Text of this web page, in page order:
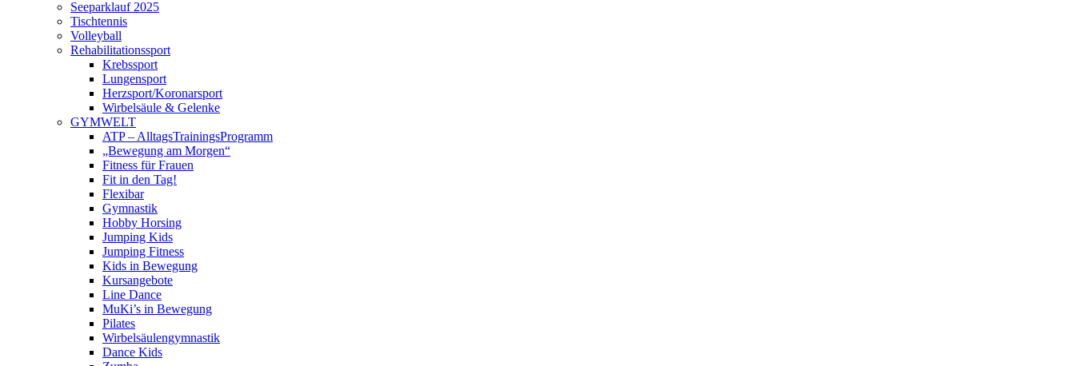
Seeparklauf 2025
Tischtennis
Volleyball
Rehabilitationssport
Krebssport
Lungensport
Herzsport/Koronarsport
Wirbelsäule & Gelenke
GYMWELT
ATP – AlltagsTrainingsProgramm
„Bewegung am Morgen“
Fitness für Frauen
Fit in den Tag!
Flexibar
Gymnastik
Hobby Horsing
Jumping Kids
Jumping Fitness
Kids in Bewegung
Kursangebote
Line Dance
MuKi’s in Bewegung
Pilates
Wirbelsäulengymnastik
Dance Kids